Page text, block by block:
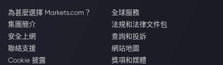
為甚麼選擇 Markets.com？
全球服務
集團簡介
法規和法律文件包
安全上網
查詢和投訴
聯絡支援
網站地圖
Cookie 披露
獎項和媒體